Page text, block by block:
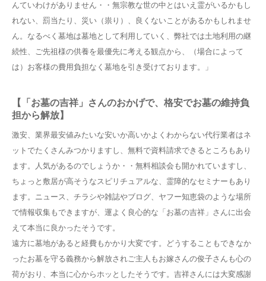
んていわけがありません・・無宗教な世の中とはいえ霊がいるかもし
れない、罰当たり、災い（祟り）、良くないことがあるかもしれませ
ん。なるべく墓地は墓地として利用していく、弊社では土地利用の継
続性、ご先祖様の供養を最優先に考える観点から、（場合によって
は）お客様の費用負担なく墓地を引き受けております。」
【「お墓の吉祥」さんのおかげで、格安でお墓の維持負
担から解放】
激安、業界最安値みたいな安いか高いかよくわからない代行業者はネ
ットでたくさんみつかりますし、無料で資料請求できるところもあり
ます。人気があるのでしょうか・・無料相談会も開かれていますし、
ちょっと敷居が高そうなスピリチュアルな、霊障的なセミナーもあり
ます。ニュース、チラシや雑誌やブログ、ヤフー知恵袋のような場所
で情報収集もできますが、運よく良心的な「お墓の吉祥」さんに出会
えて本当に良かったそうです。
遠方に墓地があると経費もかかり大変です。どうすることもできなか
ったお墓を守る義務から解放されご主人もお嫁さんの俊子さんも心の
荷がおり、本当に心からホッとしたそうです。吉祥さんには大変感謝